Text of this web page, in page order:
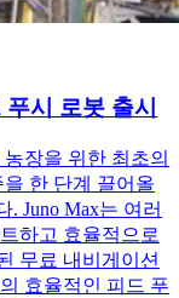
시 로봇 출시
농장을 위한 최초의
한 단계 끌어올
. Juno Max는 여러
하고 효율적으로
무료 내비게이션
효율적인 피드 푸